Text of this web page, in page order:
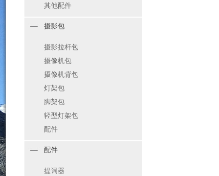
其他配件
摄影包
摄影拉杆包
摄像机包
摄像机背包
灯架包
脚架包
轻型灯架包
配件
配件
提词器